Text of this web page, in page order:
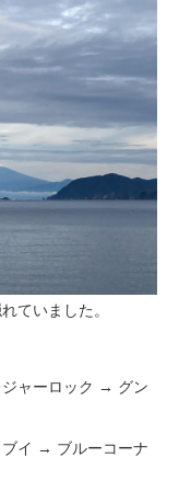
ていました。
ジャーロック → グン
ブイ → ブルーコーナ